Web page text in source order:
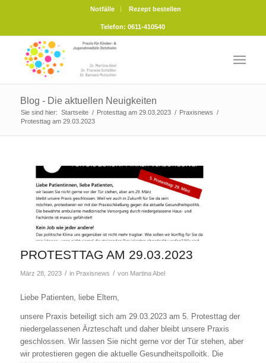
Notfälle Rezept bestellen
Telefon: 0611-410540
Blog - Die aktuellen Neuigkeiten
Sie sind hier: Startseite / Protesttag am 29.03.2023 / Praxisnews /
Protesttag am 29.03.2023
PROTESTTAG AM 29.03.2023
März 28, 2023 / in Praxisnews / von Martina Abel
Liebe Patienten, liebe Eltern,
unsere Praxis beteiligt sich am 29.03.2023 am 5. Protesttag der
niedergelassenen Ärzteschaft und daher bleibt unsere Praxis
geschlossen. Wir lassen Sie nicht gerne vor der Tür stehen, aber
wir protestieren gegen die aktuelle Gesundheitspolloitk. Die